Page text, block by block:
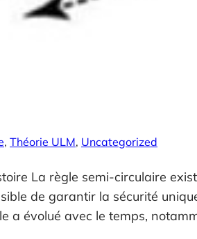
, Théorie ULM, Uncategorized
La règle semi-circulaire
de garantir la sécurité
a évolué avec le temps,